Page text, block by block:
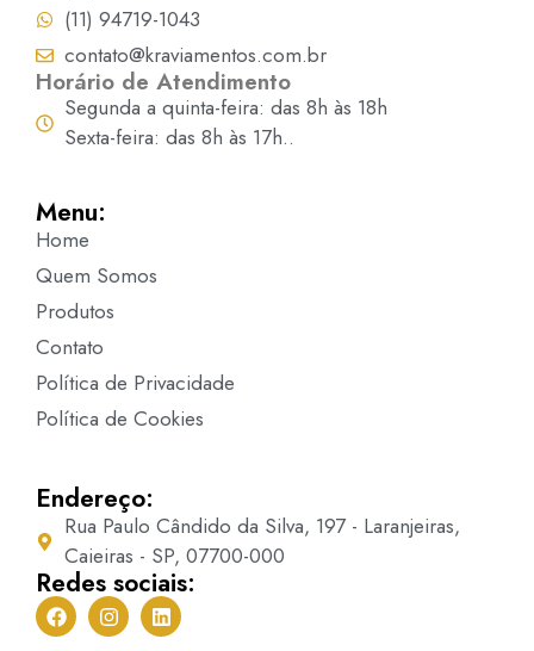
(11) 94719-1043
contato@kraviamentos.com.br
Horário de Atendimento
Segunda a quinta-feira: das 8h às 18h
Sexta-feira: das 8h às 17h..
Menu:
Home
Quem Somos
Produtos
Contato
Política de Privacidade
Política de Cookies
Endereço:
Rua Paulo Cândido da Silva, 197 - Laranjeiras,
Caieiras - SP, 07700-000
Redes sociais: